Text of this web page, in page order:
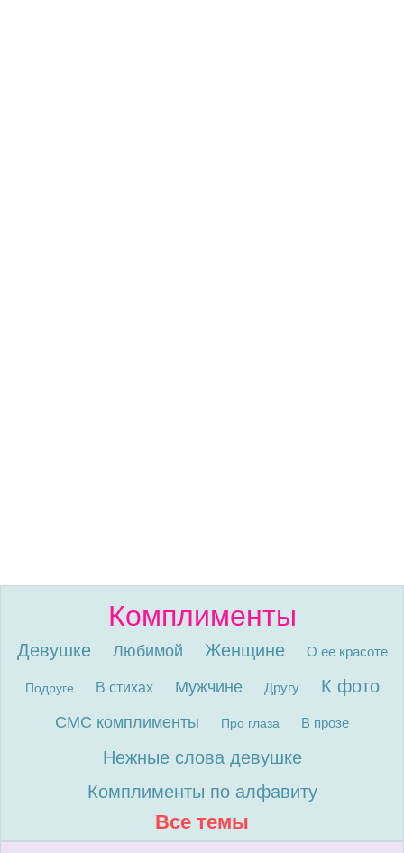
Комплименты
Девушке Любимой Женщине О ее красоте
Подруге В стихах Мужчине Другу К фото
СМС комплименты Про глаза В прозе
Нежные слова девушке
Комплименты по алфавиту
Все темы